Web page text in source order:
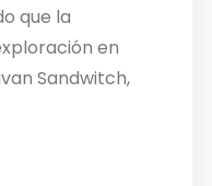
que la
en
Sandwitch,
12 de
Store), PS5
al jugador